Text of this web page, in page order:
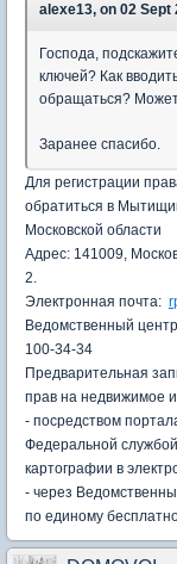
alexe13, on 02 Sept
Господа,
ключей? Как
обращаться?
Заранее спасибо.
Для регистрации
обратиться в
Московской области
Адрес: 141009,
2.
Электронная почта:
Ведомственный
100-34-34
Предварительная
прав на недвижимое
- посредством
Федеральной службой
картографии в
- через
по единому